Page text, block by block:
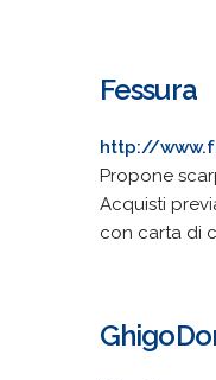
Fessura
http://
Propone
Acquisti
con carta di